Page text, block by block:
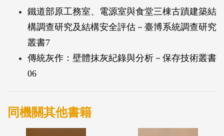
鐵道部原工務室、電源室與食堂三棟古蹟建築結
構調查研究及結構安全評估－臺博系統調查研究
叢書7
傳統灰作：壁體抹灰紀錄與分析－保存技術叢書
06
同機關其他書籍